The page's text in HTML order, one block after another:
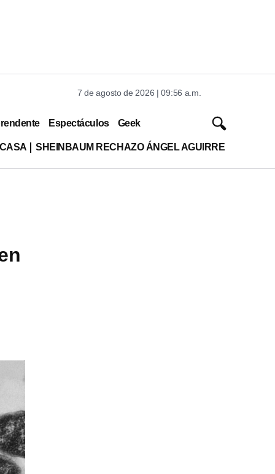
7 de agosto de 2026 | 09:56 a.m.
Espectáculos Geek
SHEINBAUM RECHAZO ÁNGEL AGUIRRE